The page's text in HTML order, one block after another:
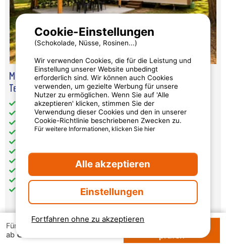
Für 1 Woche
ab 84 €
Verfügbarkeiten
prüfen
Mobilheim Confort 26M² 2 Zimmer - Halbüberdachte
Terrasse + Tv
Gesamt-Wohnfläche (in m²): 26
Barrierefreier Zugang: nein
Haustiere: akzeptiert
getrennte Schlafzimmer: 2
Badezimmer: 1
Heizung
Fernseher
345 €
pro Woche
Fortfahren ohne zu akzeptieren
Cookie-Einstellungen
(Schokolade, Nüsse, Rosinen...)
Wir verwenden Cookies, die für die Leistung und
Einstellung unserer Website unbedingt
erforderlich sind. Wir können auch Cookies
verwenden, um gezielte Werbung für unsere
Nutzer zu ermöglichen. Wenn Sie auf 'Alle
akzeptieren' klicken, stimmen Sie der
Verwendung dieser Cookies und den in unserer
Cookie-Richtlinie beschriebenen Zwecken zu.
Für weitere Informationen, klicken Sie hier
Alle akzeptieren
Einstellungen